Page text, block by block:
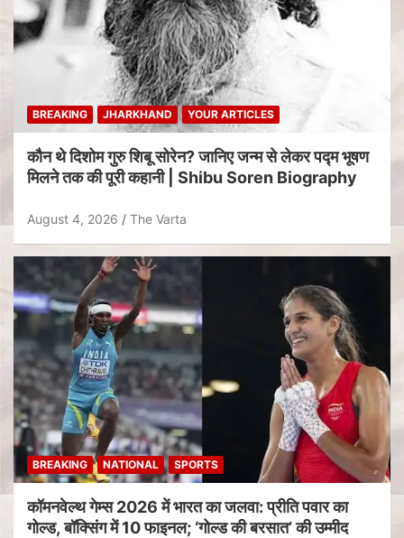
BREAKING JHARKHAND YOUR ARTICLES
कौन थे दिशोम गुरु शिबू सोरेन? जानिए जन्म से लेकर पद्म भूषण
मिलने तक की पूरी कहानी | Shibu Soren Biography
August 4, 2026 The Varta
BREAKING NATIONAL SPORTS
कॉमनवेल्थ गेम्स 2026 में भारत का जलवा: प्रीति पवार का
गोल्ड, बॉक्सिंग में 10 फाइनल; ‘गोल्ड की बरसात’ की उम्मीद